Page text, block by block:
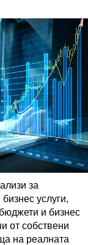
за
услуги,
и бизнес
от собствени
на реалната